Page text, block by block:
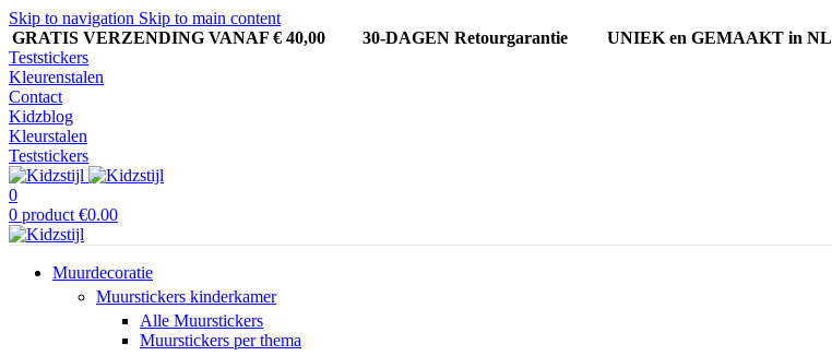
Skip to navigation Skip to main content
GRATIS VERZENDING VANAF € 40,00
30-DAGEN Retourgarantie UNIEK en GEMAAKT in NL
Teststickers
Kleurenstalen
Contact
Kidzblog
Kleurstalen
Teststickers
0
0 product €0.00
Muurdecoratie
Muurstickers kinderkamer
Alle Muurstickers
Muurstickers per thema